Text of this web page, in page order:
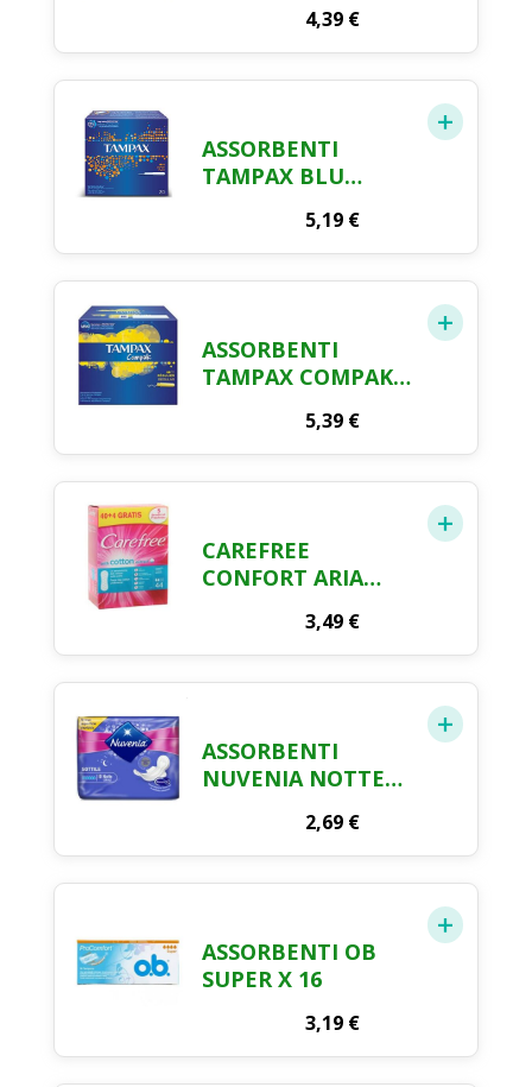
4,39 €
ASSORBENTI
TAMPAX BLU
5,19 €
ASSORBENTI
TAMPAX COMPAK
5,39 €
CAREFREE
CONFORT ARIA
3,49 €
ASSORBENTI
NUVENIA NOTTE
2,69 €
ASSORBENTI OB
SUPER X 16
3,19 €